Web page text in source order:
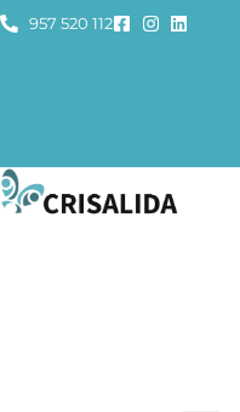
957 520 112